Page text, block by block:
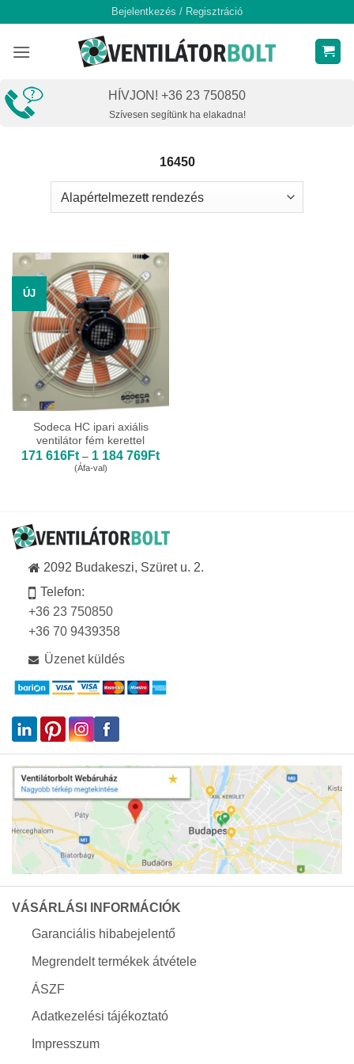
content
Bejelentkezés / Regisztráció
HÍVJON! +36 23 750850
Szívesen segítünk ha elakadna!
16450
ÚJ
Sodeca HC ipari axiális
ventilátor fém kerettel
171 616Ft – 1 184 769FtÁrtartomány:
(Áfa-val)
2092 Budakeszi, Szüret u. 2.
Telefon:
+36 23 750850
+36 70 9439358
Üzenet küldés
VÁSÁRLÁSI INFORMÁCIÓK
Garanciális hibabejelentő
Megrendelt termékek átvétele
ÁSZF
Adatkezelési tájékoztató
Impresszum